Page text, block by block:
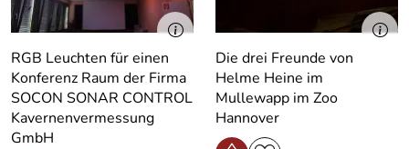
RGB Leuchten für einen
Konferenz Raum der Firma
SOCON SONAR CONTROL
Kavernenvermessung
GmbH
Die drei Freunde von
Helme Heine im
Mullewapp im Zoo
Hannover